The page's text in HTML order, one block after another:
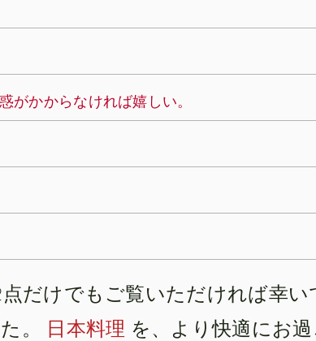
がかからなければ嬉しい。
だけでもご覧いただければ幸い
。 日本料理 を、より快適にお